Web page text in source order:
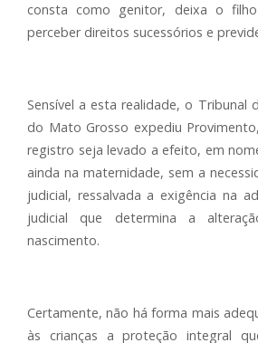
consta como genitor, deixa o
perceber direitos sucessórios e
Sensível a esta realidade, o Tribunal
do Mato Grosso expediu
registro seja levado a efeito, em
ainda na maternidade, sem a
judicial, ressalvada a exigência na
judicial que determina a
nascimento.
Certamente, não há forma mais
às crianças a proteção integral